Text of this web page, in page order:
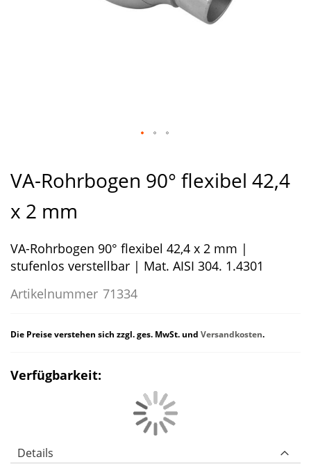
der
Bildergalerie
springen
VA-Rohrbogen 90° flexibel 42,4
x 2 mm
VA-Rohrbogen 90° flexibel 42,4 x 2 mm |
stufenlos verstellbar | Mat. AISI 304. 1.4301
Artikelnummer 71334
Die Preise verstehen sich zzgl. ges. MwSt. und Versandkosten.
Verfügbarkeit:
Details